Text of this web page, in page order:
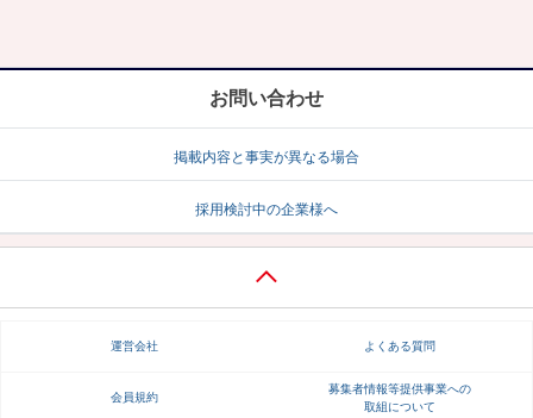
就活ノウハウ・サポート
就活ノウハウが満載！ お役立ち記事・相談室など
就活ニュースペーパー よくある質問
不明点があればこちら
お問い合わせ
掲載内容と事実が異なる場合
採用検討中の企業様へ
運営会社 よくある質問
会員規約
募集者情報等提供事業への
取組について